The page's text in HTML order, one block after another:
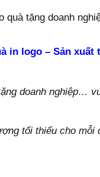
quà tặng doanh
in logo – Sản
doanh nghiệp…
tối thiểu cho mỗi